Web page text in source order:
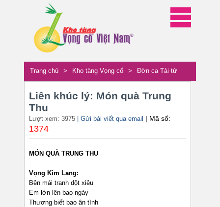
Trang chủ > Kho tàng Vọng cổ > Đờn ca Tài tử
Liên khúc lý: Món quà Trung
Thu
Lượt xem: 3975 | Gửi bài viết qua email | Mã số:
1374
MÓN QUÀ TRUNG THU
Vọng Kim Lang:
Bên mái tranh dột xiêu
Em lớn lên bao ngày
Thương biết bao ân tình